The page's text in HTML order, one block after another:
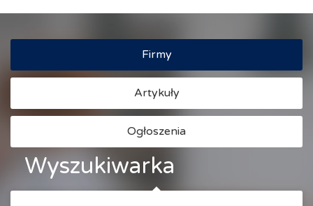
Firmy
Artykuły
Ogłoszenia
Wyszukiwarka